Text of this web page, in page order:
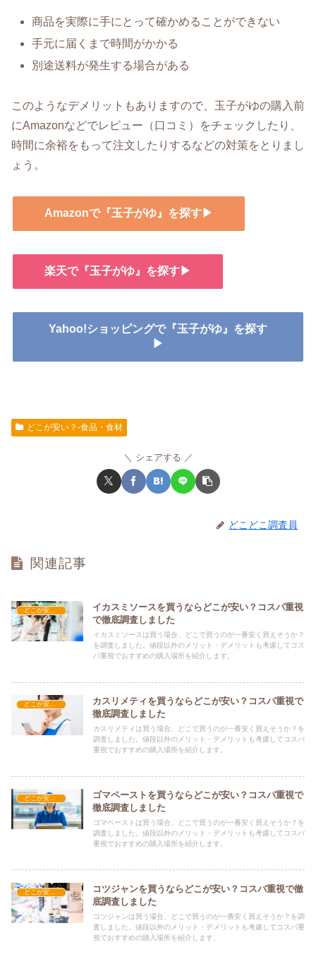
商品を実際に手にとって確かめることができない
手元に届くまで時間がかかる
別途送料が発生する場合がある
このようなデメリットもありますので、玉子がゆの購入前
にAmazonなどでレビュー（口コミ）をチェックしたり、
時間に余裕をもって注文したりするなどの対策をとりまし
ょう。
Amazonで『玉子がゆ』を探す▶
楽天で『玉子がゆ』を探す▶
Yahoo!ショッピングで『玉子がゆ』を探す
▶
どこが安い？-食品・食材
シェアする
どこどこ調査員
関連記事
どこが安い？-食品・食材
イカスミソースを買うならどこが安い？コスパ重視
で徹底調査しました
イカスミソースは買う場合、どこで買うのが一番安く買えそうか？
を調査しました。値段以外のメリット・デメリットも考慮してコス
パ重視でおすすめの購入場所を紹介します。
どこが安い？-食品・食材
カスリメティを買うならどこが安い？コスパ重視で
徹底調査しました
カスリメティは買う場合、どこで買うのが一番安く買えそうか？を
調査しました。値段以外のメリット・デメリットも考慮してコスパ
重視でおすすめの購入場所を紹介します。
どこが安い？-食品・食材
ゴマペーストを買うならどこが安い？コスパ重視で
徹底調査しました
ゴマペーストは買う場合、どこで買うのが一番安く買えそうか？を
調査しました。値段以外のメリット・デメリットも考慮してコスパ
重視でおすすめの購入場所を紹介します。
どこが安い？-食品・食材
コツジャンを買うならどこが安い？コスパ重視で徹
底調査しました
コツジャンは買う場合、どこで買うのが一番安く買えそうか？を調
査しました。値段以外のメリット・デメリットも考慮してコスパ重
視でおすすめの購入場所を紹介します。